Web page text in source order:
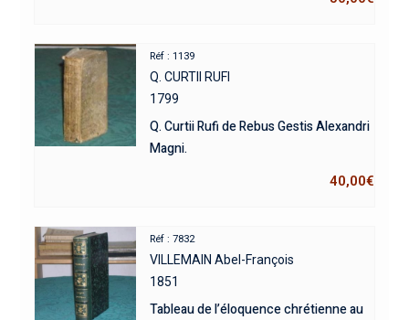
Réf : 1139
Q. CURTII RUFI
1799
Q. Curtii Rufi de Rebus Gestis Alexandri
Magni.
40,00€
Réf : 7832
VILLEMAIN Abel-François
1851
Tableau de l’éloquence chrétienne au